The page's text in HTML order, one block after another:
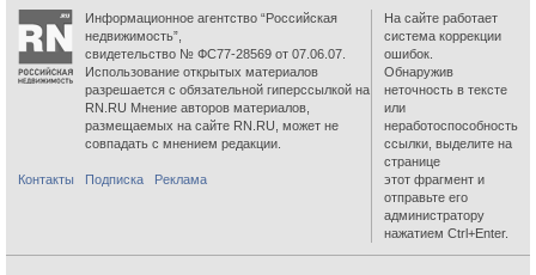
Информационное агентство “Российская
недвижимость”,
свидетельство № ФС77-28569 от 07.06.07.
Использование открытых материалов
разрешается с обязательной гиперссылкой на
RN.RU Мнение авторов материалов,
размещаемых на сайте RN.RU, может не
совпадать с мнением редакции.
Контакты Подписка Реклама
На сайте работает
система коррекции
ошибок.
Обнаружив
неточность в тексте
или
неработоспособность
ссылки, выделите на
странице
этот фрагмент и
отправьте его
администратору
нажатием Ctrl+Enter.